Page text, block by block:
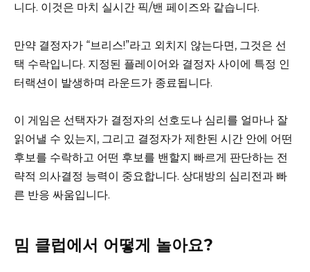
니다. 이것은 마치 실시간 픽/밴 페이즈와 같습니다.
만약 결정자가 “브리스!”라고 외치지 않는다면, 그것은 선
택 수락입니다. 지정된 플레이어와 결정자 사이에 특정 인
터랙션이 발생하며 라운드가 종료됩니다.
이 게임은 선택자가 결정자의 선호도나 심리를 얼마나 잘
읽어낼 수 있는지, 그리고 결정자가 제한된 시간 안에 어떤
후보를 수락하고 어떤 후보를 밴할지 빠르게 판단하는 전
략적 의사결정 능력이 중요합니다. 상대방의 심리전과 빠
른 반응 싸움입니다.
밈 클럽에서 어떻게 놀아요?